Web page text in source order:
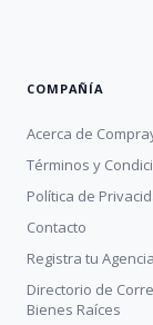
COMPAÑÍA
Acerca de
Términos y
Política de
Contacto
Registra tu Agencia
Directorio de
Bienes Raíces